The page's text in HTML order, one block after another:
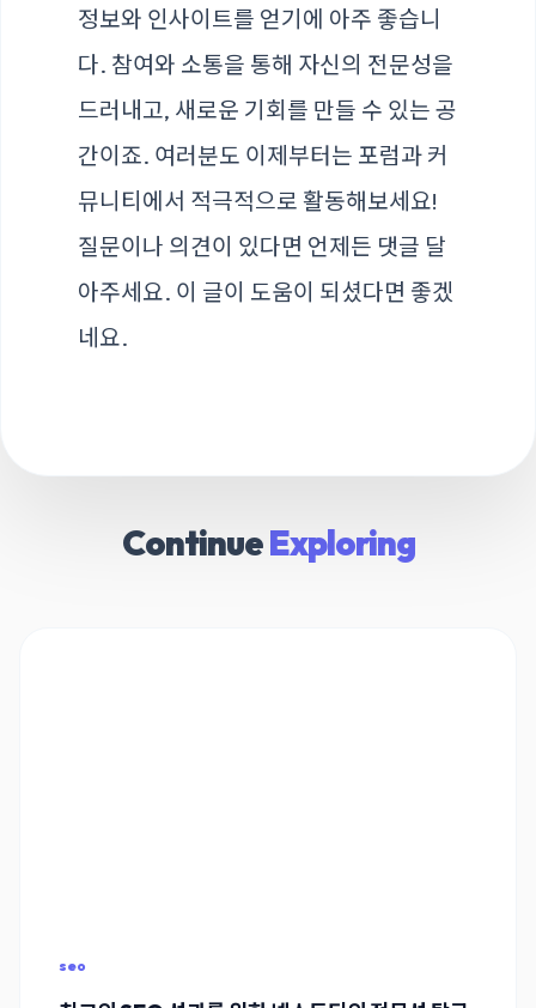
정보와 인사이트를 얻기에 아주 좋습니
다. 참여와 소통을 통해 자신의 전문성을
드러내고, 새로운 기회를 만들 수 있는 공
간이죠. 여러분도 이제부터는 포럼과 커
뮤니티에서 적극적으로 활동해보세요!
질문이나 의견이 있다면 언제든 댓글 달
아주세요. 이 글이 도움이 되셨다면 좋겠
네요.
ContinueExploring
seo